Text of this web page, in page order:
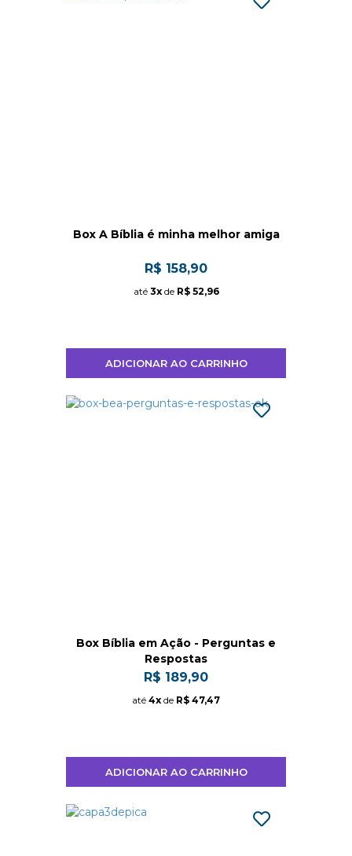
Box A Bíblia é minha melhor amiga
R$ 158,90
até 3xde R$ 52,96
ADICIONAR AO CARRINHO
Box Bíblia em Ação - Perguntas e
Respostas
R$ 189,90
até 4xde R$ 47,47
ADICIONAR AO CARRINHO